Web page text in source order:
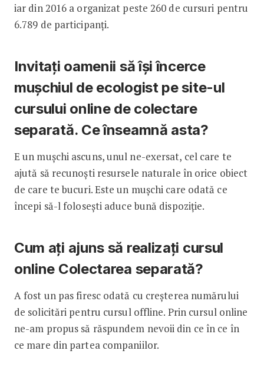
iar din 2016 a organizat peste 260 de cursuri pentru
6.789 de participanți.
Invitați oamenii să își încerce
mușchiul de ecologist pe site-ul
cursului online de colectare
separată. Ce înseamnă asta?
E un mușchi ascuns, unul ne-exersat, cel care te
ajută să recunoști resursele naturale în orice obiect
de care te bucuri. Este un mușchi care odată ce
începi să-l folosești aduce bună dispoziție.
Cum ați ajuns să realizați cursul
online Colectarea separată?
A fost un pas firesc odată cu creșterea numărului
de solicitări pentru cursul offline. Prin cursul online
ne-am propus să răspundem nevoii din ce în ce în
ce mare din partea companiilor.